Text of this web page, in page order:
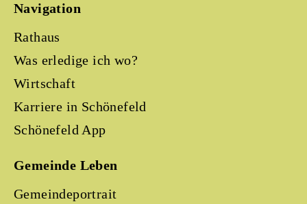
Navigation
Rathaus
Was erledige ich wo?
Wirtschaft
Karriere in Schönefeld
Schönefeld App
Gemeinde Leben
Gemeindeportrait